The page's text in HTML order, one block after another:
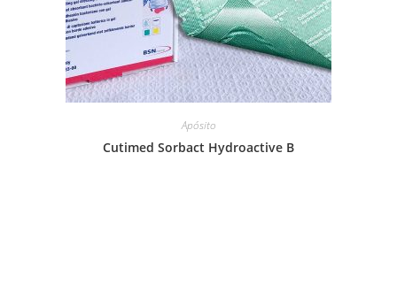
Apósito
Cutimed Sorbact Hydroactive B